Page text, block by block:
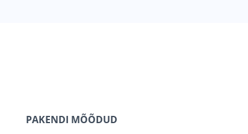
PAKENDI MÕÕDUD